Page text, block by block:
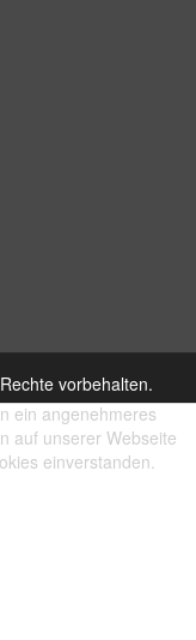
vorbehalten.
ein angenehmeres
auf unserer Webseite
einverstanden.